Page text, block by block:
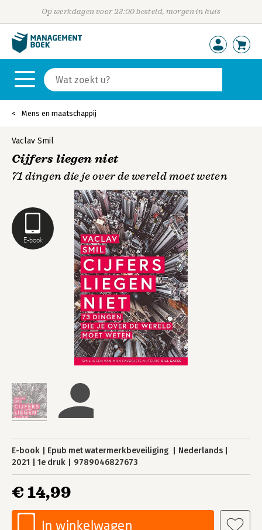
Op werkdagen voor 23:00 besteld, morgen in huis
Mens en maatschappij
E-book
Vaclav Smil
Cijfers liegen niet
71 dingen die je over de wereld moet weten
E-book Epub met watermerkbeveiliging
Nederlands
2021
1e druk 9789046827673
€ 14,99
In winkelwagen